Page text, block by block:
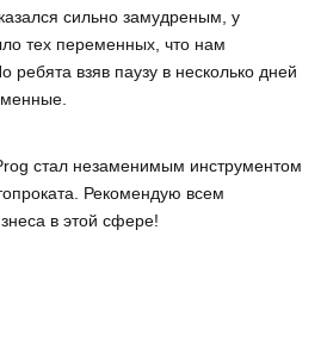
сильно замудреным, у
тех переменных, что нам
ребята взяв паузу в несколько дней
стал незаменимым инструментом
Рекомендую всем
в этой сфере!